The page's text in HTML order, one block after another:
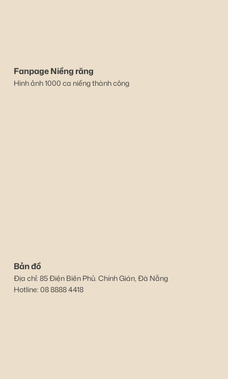
Fanpage Niềng răng
Hình ảnh 1000 ca niềng thành công
Bản đồ
Địa chỉ: 85 Điện Biên Phủ. Chính Gián, Đà Nẵng
Hotline: 08 8888 4418